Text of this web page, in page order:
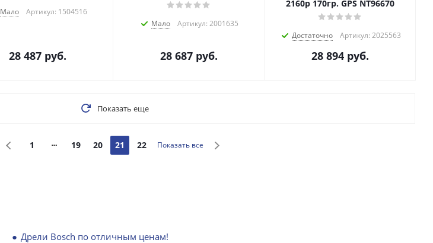
Мало Артикул: 1504516
28 487 руб.
Мало Артикул: 2001635
28 687 руб.
2160p 170гр. GPS NT96670
Достаточно Артикул: 2025563
28 894 руб.
Показать еще
1 19 20 21 22 Показать все
Дрели Bosch по отличным ценам!